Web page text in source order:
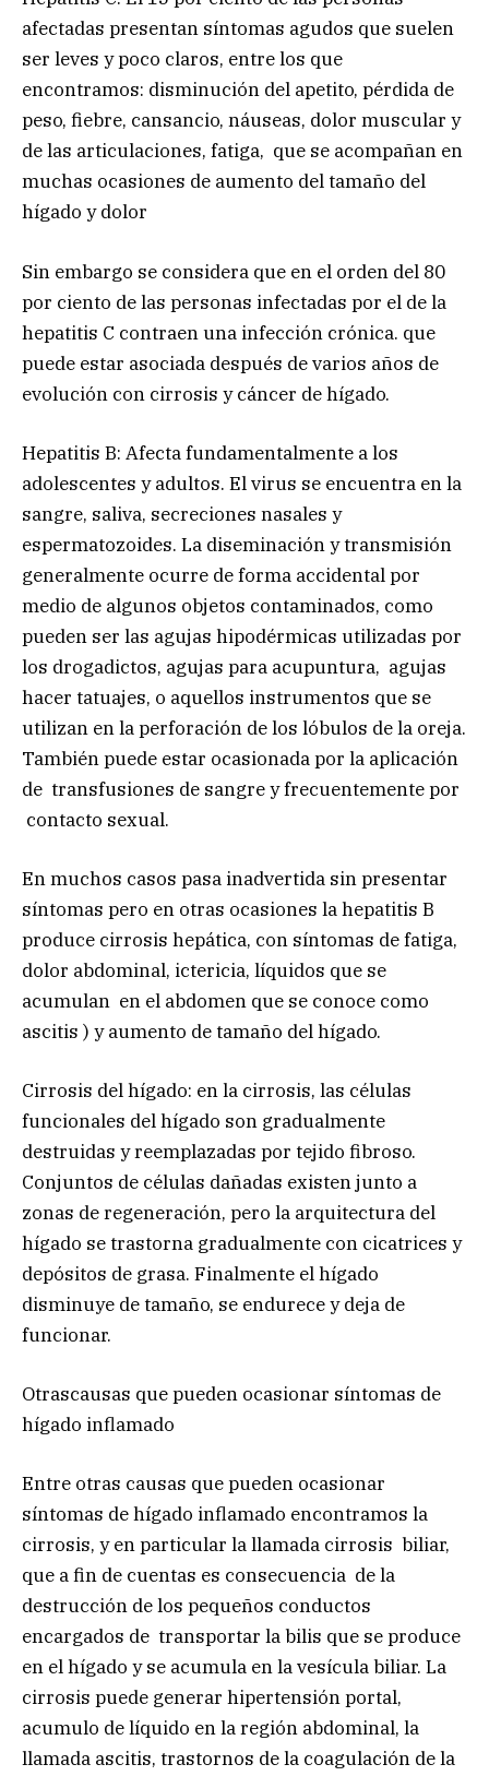
afectadas presentan síntomas agudos que suelen
ser leves y poco claros, entre los que
encontramos: disminución del apetito, pérdida de
peso, fiebre, cansancio, náuseas, dolor muscular y
de las articulaciones, fatiga, que se acompañan en
muchas ocasiones de aumento del tamaño del
hígado y dolor
Sin embargo se considera que en el orden del 80
por ciento de las personas infectadas por el de la
hepatitis C contraen una infección crónica. que
puede estar asociada después de varios años de
evolución con cirrosis y cáncer de hígado.
Hepatitis B: Afecta fundamentalmente a los
adolescentes y adultos. El virus se encuentra en la
sangre, saliva, secreciones nasales y
espermatozoides. La diseminación y transmisión
generalmente ocurre de forma accidental por
medio de algunos objetos contaminados, como
pueden ser las agujas hipodérmicas utilizadas por
los drogadictos, agujas para acupuntura, agujas
hacer tatuajes, o aquellos instrumentos que se
utilizan en la perforación de los lóbulos de la oreja.
También puede estar ocasionada por la aplicación
de transfusiones de sangre y frecuentemente por
contacto sexual.
En muchos casos pasa inadvertida sin presentar
síntomas pero en otras ocasiones la hepatitis B
produce cirrosis hepática, con síntomas de fatiga,
dolor abdominal, ictericia, líquidos que se
acumulan en el abdomen que se conoce como
ascitis ) y aumento de tamaño del hígado.
Cirrosis del hígado: en la cirrosis, las células
funcionales del hígado son gradualmente
destruidas y reemplazadas por tejido fibroso.
Conjuntos de células dañadas existen junto a
zonas de regeneración, pero la arquitectura del
hígado se trastorna gradualmente con cicatrices y
depósitos de grasa. Finalmente el hígado
disminuye de tamaño, se endurece y deja de
funcionar.
Otrascausas que pueden ocasionar síntomas de
hígado inflamado
Entre otras causas que pueden ocasionar
síntomas de hígado inflamado encontramos la
cirrosis, y en particular la llamada cirrosis biliar,
que a fin de cuentas es consecuencia de la
destrucción de los pequeños conductos
encargados de transportar la bilis que se produce
en el hígado y se acumula en la vesícula biliar. La
cirrosis puede generar hipertensión portal,
acumulo de líquido en la región abdominal, la
llamada ascitis, trastornos de la coagulación de la